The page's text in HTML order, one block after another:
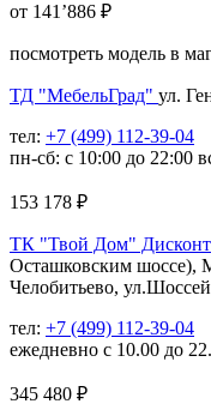
от 141’886 ₽
посмотреть модель в
ТД "МебельГрад" ул.
тел: +7 (499) 112-39-04
пн-сб: с 10:00 до 22:00
153 178 ₽
ТК "Твой Дом" Дисконт
Осташковским шоссе),
Челобитьево,
тел: +7 (499) 112-39-04
ежедневно с 10.00 до
345 480 ₽